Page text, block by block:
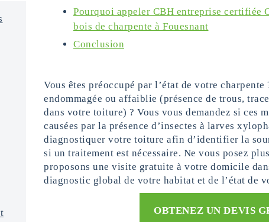
Pourquoi appeler CBH entreprise certifiée
bois de charpente à Fouesnant
Conclusion
Vous êtes préoccupé par l’état de votre
endommagée ou affaiblie (présence de trous,
dans votre toiture) ? Vous vous demandez si ces
causées par la présence d’insectes à larves
diagnostiquer votre toiture afin d’identifier la
si un traitement est nécessaire. Ne vous posez
proposons une visite gratuite à votre domicile
diagnostic global de votre habitat et de l’état de
OBTENEZ UN DEVIS